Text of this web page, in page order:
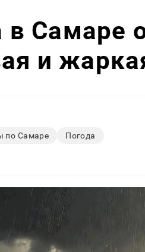
в Самаре
и
по Самаре Погода